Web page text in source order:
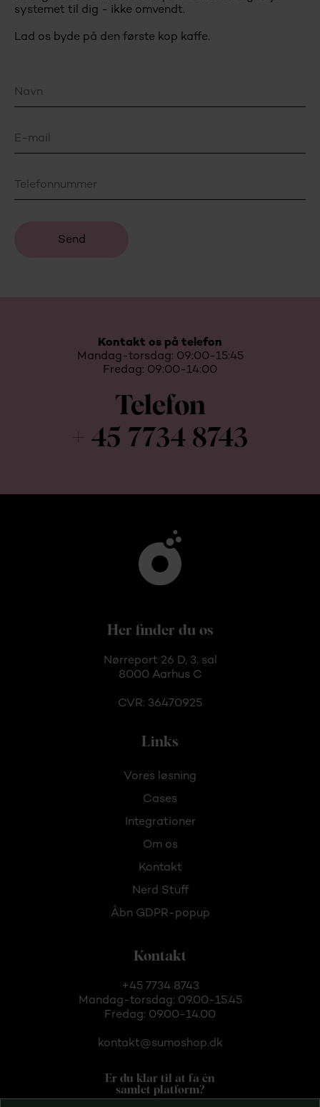
systemet til dig - ikke omvendt.
Lad os byde på den første kop kaffe.
Kontakt os på telefon
Mandag-torsdag: 09:00-15:45
Fredag: 09:00-14:00
Telefon
+ 45 7734 8743
Her finder du os
Nørreport 26 D, 3. sal
8000 Aarhus C
CVR: 36470925
Links
Vores løsning
Cases
Integrationer
Om os
Kontakt
Nerd Stuff
Åbn GDPR-popup
Kontakt
+45 7734 8743
Mandag-torsdag: 09.00-15.45
Fredag: 09.00-14.00
kontakt@sumoshop.dk
Er du klar til at få én
samlet platform?